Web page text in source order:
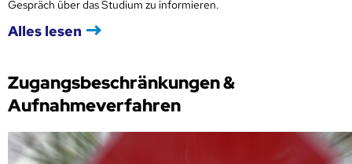
Gespräch über das Studium zu informieren.
Alles lesen
Zugangsbeschränkungen &
Aufnahmeverfahren